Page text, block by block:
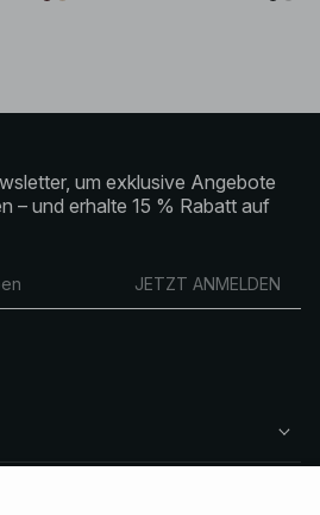
um exklusive Angebote
– und erhalte 15 % Rabatt auf
JETZT ANMELDEN